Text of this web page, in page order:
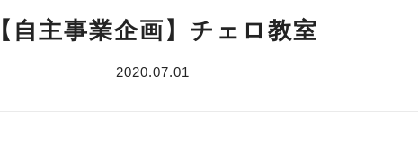
【自主事業企画】チェロ教室
2020.07.01